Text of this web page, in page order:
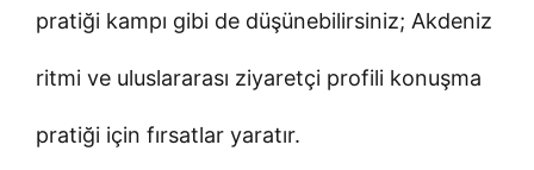
pratiği kampı gibi de düşünebilirsiniz; Akdeniz
ritmi ve uluslararası ziyaretçi profili konuşma
pratiği için fırsatlar yaratır.